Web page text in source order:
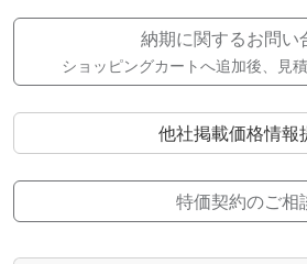
納期に関するお問い
ショッピングカートへ追加後、見
他社掲載価格情報
特価契約のご相